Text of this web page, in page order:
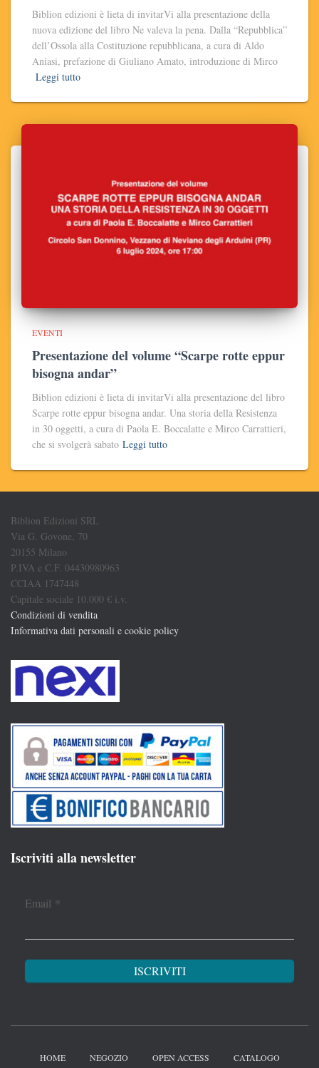
Biblion edizioni è lieta di invitarVi alla presentazione della
nuova edizione del libro Ne valeva la pena. Dalla “Repubblica”
dell’Ossola alla Costituzione repubblicana, a cura di Aldo
Aniasi, prefazione di Giuliano Amato, introduzione di Mirco
Leggi tutto
EVENTI
Presentazione del volume “Scarpe rotte eppur
bisogna andar”
Biblion edizioni è lieta di invitarVi alla presentazione del libro
Scarpe rotte eppur bisogna andar. Una storia della Resistenza
in 30 oggetti, a cura di Paola E. Boccalatte e Mirco Carrattieri,
che si svolgerà sabato Leggi tutto
Biblion Edizioni SRL
Via G. Govone, 70
20155 Milano
P.IVA e C.F. 04430980963
CCIAA 1747448
Capitale sociale 10.000 € i.v.
Condizioni di vendita
Informativa dati personali e cookie policy
Iscriviti alla newsletter
Email *
HOME NEGOZIO OPEN ACCESS CATALOGO